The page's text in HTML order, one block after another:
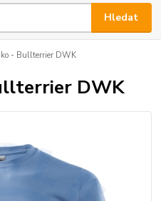
Hledat
- Bullterrier DWK
DWK